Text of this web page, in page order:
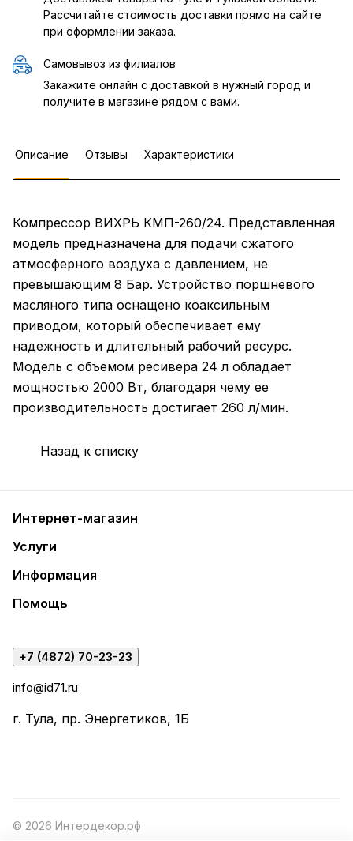
Рассчитайте стоимость доставки прямо на сайте
при оформлении заказа.
Самовывоз из филиалов
Закажите онлайн с доставкой в нужный город и
получите в магазине рядом с вами.
Описание Отзывы Характеристики
Компрессор ВИХРЬ КМП-260/24. Представленная
модель предназначена для подачи сжатого
атмосферного воздуха с давлением, не
превышающим 8 Бар. Устройство поршневого
масляного типа оснащено коаксильным
приводом, который обеспечивает ему
надежность и длительный рабочий ресурс.
Модель с объемом ресивера 24 л обладает
мощностью 2000 Вт, благодаря чему ее
производительность достигает 260 л/мин.
Назад к списку
Интернет-магазин
Услуги
Информация
Помощь
+7 (4872) 70-23-23
info@id71.ru
г. Тула, пр. Энергетиков, 1Б
© 2026 Интердекор.рф